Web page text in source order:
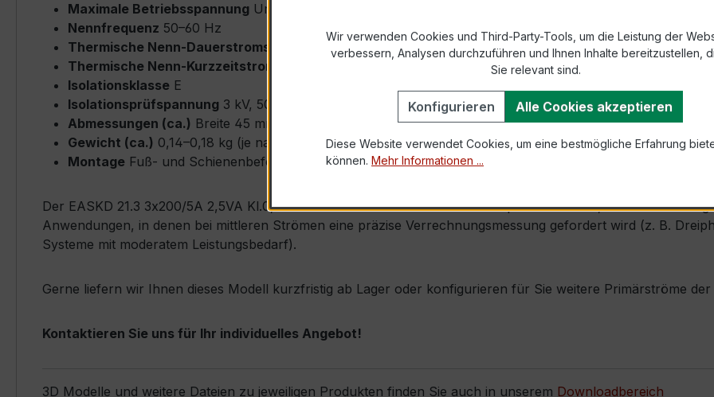
Maximale Betriebsspannung Um ≤ 0,72 kV
Nennfrequenz 50–60 Hz
Thermische Nenn-Dauerstromstärke
Icth = 1,0 × Ipr (Dauerstrom 1 × Primärnennstrom)
Thermische Nenn-Kurzzeitstromstärke
Isolationsklasse E
Isolationsprüfspannung 3 kV, 50 Hz, 1 min
Abmessungen (ca.) Breite 45 mm × Höhe 65 mm × Tiefe 30 mm
Gewicht (ca.) 0,14–0,18 kg (je nach Ausführung)
Montage Fuß- und Schienenbefestigung möglich, inkl. Isolierschutzkappe
Der EASKD 21.3 3x200/5A 2,5VA Kl.0,5s zeichnet sich durch seine sehr kompakte Bauform, hohe
Anwendungen, in denen bei mittleren Strömen eine präzise Verrechnungsmessung gefordert wird (z. B.
Systeme mit moderatem Leistungsbedarf).
Gerne liefern wir Ihnen dieses Modell kurzfristig ab Lager oder konfigurieren für Sie weitere Primärströme der
Kontaktieren Sie uns für Ihr individuelles Angebot!
3D Modelle und weitere Dateien zu jeweiligen Produkten finden Sie auch in unserem Downloadbereich
Wir verwenden Cookies und Third-Party-Tools, um die Leistung der
verbessern, Analysen durchzuführen und Ihnen Inhalte bereitzustellen,
Sie relevant sind.
Konfigurieren Alle Cookies akzeptieren
Diese Website verwendet Cookies, um eine bestmögliche Erfahrung
können. Mehr Informationen ...